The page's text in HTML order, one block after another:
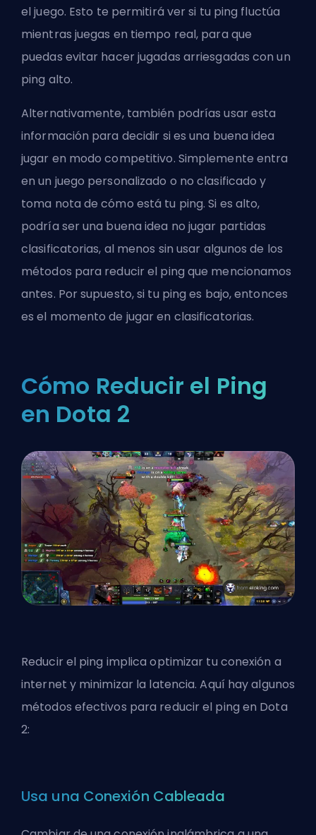
el juego. Esto te permitirá ver si tu ping fluctúa
mientras juegas en tiempo real, para que
puedas evitar hacer jugadas arriesgadas con un
ping alto.
Alternativamente, también podrías usar esta
información para decidir si es una buena idea
jugar en modo competitivo. Simplemente entra
en un juego personalizado o no clasificado y
toma nota de cómo está tu ping. Si es alto,
podría ser una buena idea no jugar partidas
clasificatorias, al menos sin usar algunos de los
métodos para reducir el ping que mencionamos
antes. Por supuesto, si tu ping es bajo, entonces
es el momento de jugar en clasificatorias.
Cómo Reducir el Ping
en Dota 2
Reducir el ping implica optimizar tu conexión a
internet y minimizar la latencia. Aquí hay algunos
métodos efectivos para reducir el ping en Dota
2:
Usa una Conexión Cableada